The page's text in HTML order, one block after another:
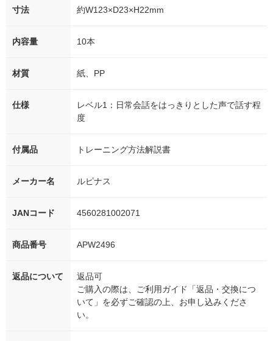
寸法 約W123×D23×H22mm
内容量 10本
材質 紙、PP
仕様
レベル1：日常会話をはっきりとした声で話す程
度
付属品 トレーニング方法解説書
メーカー名 ルピナス
JANコード 4560281002071
商品番号 APW2496
返品について
返品可
ご購入の際は、ご利用ガイド「返品・交換につ
いて」を必ずご確認の上、お申し込みくださ
い。